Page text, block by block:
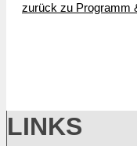
zurück zu Programm
LINKS